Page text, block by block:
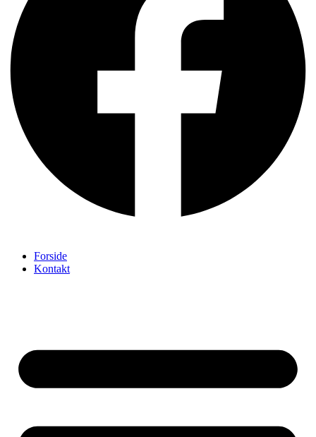
Forside
Kontakt